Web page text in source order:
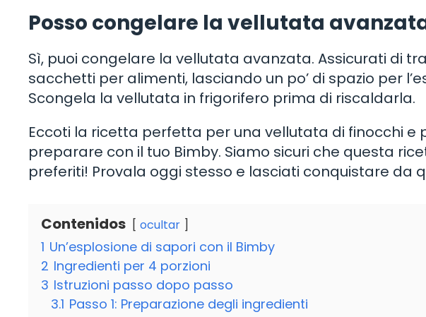
Posso congelare la vellutata
Sì, puoi congelare la vellutata avanzata. Assicurati di
sacchetti per alimenti, lasciando un po’ di spazio per
Scongela la vellutata in frigorifero prima di riscaldarla.
Eccoti la ricetta perfetta per una vellutata di finocchi
preparare con il tuo Bimby. Siamo sicuri che questa
preferiti! Provala oggi stesso e lasciati conquistare da
Contenidos ocultar
1 Un’esplosione di sapori con il Bimby
2 Ingredienti per 4 porzioni
3 Istruzioni passo dopo passo
3.1 Passo 1: Preparazione degli ingredienti